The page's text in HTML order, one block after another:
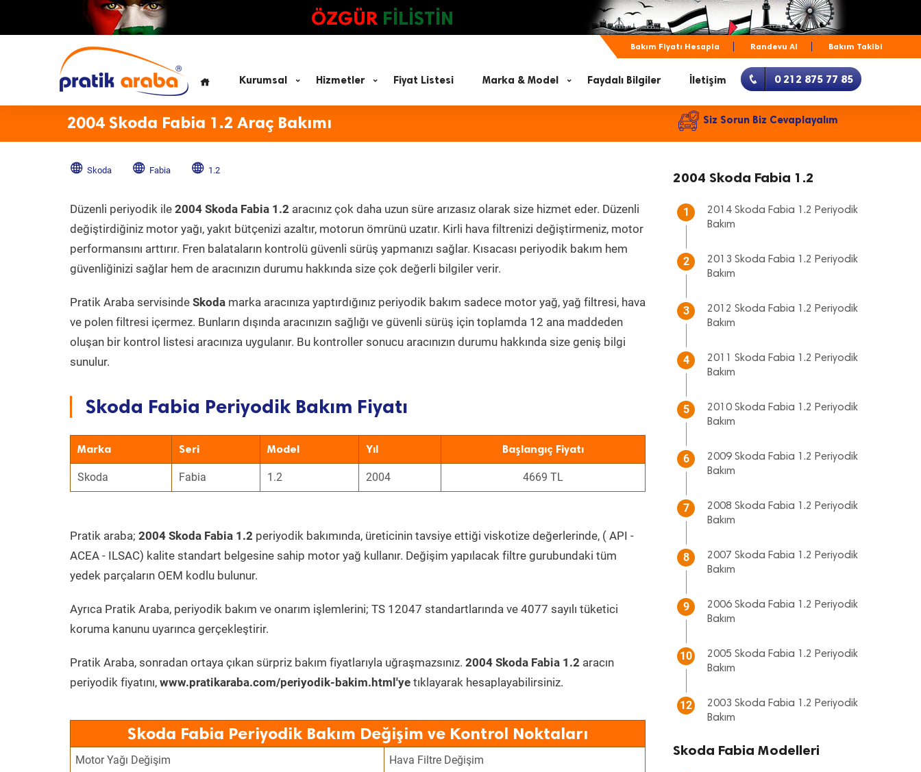
ÖZGÜR FİLİSTİN
Bakım Fiyatı Hesapla Randevu Al Bakım Takibi
Kurumsal Hizmetler Fiyat Listesi Marka & Model Faydalı Bilgiler İletişim 0 212 875 77 85
2004 Skoda Fabia 1.2 Araç Bakımı Siz Sorun Biz Cevaplayalım
Skoda Fabia 1.2
Düzenli periyodik ile 2004 Skoda Fabia 1.2 aracınız çok daha uzun süre arızasız olarak size hizmet eder. Düzenli
değiştirdiğiniz motor yağı, yakıt bütçenizi azaltır, motorun ömrünü uzatır. Kirli hava filtrenizi değiştirmeniz, motor
performansını arttırır. Fren balataların kontrolü güvenli sürüş yapmanızı sağlar. Kısacası periyodik bakım hem
güvenliğinizi sağlar hem de aracınızın durumu hakkında size çok değerli bilgiler verir.
Pratik Araba servisinde Skoda marka aracınıza yaptırdığınız periyodik bakım sadece motor yağ, yağ filtresi, hava
ve polen filtresi içermez. Bunların dışında aracınızın sağlığı ve güvenli sürüş için toplamda 12 ana maddeden
oluşan bir kontrol listesi aracınıza uygulanır. Bu kontroller sonucu aracınızın durumu hakkında size geniş bilgi
sunulur.
Skoda Fabia Periyodik Bakım Fiyatı
Marka Seri Model Yıl Başlangıç Fiyatı
Skoda Fabia 1.2 2004 4669 TL
Pratik araba; 2004 Skoda Fabia 1.2 periyodik bakımında, üreticinin tavsiye ettiği viskotize değerlerinde, ( API -
ACEA - ILSAC) kalite standart belgesine sahip motor yağ kullanır. Değişim yapılacak filtre gurubundaki tüm
yedek parçaların OEM kodlu bulunur.
Ayrıca Pratik Araba, periyodik bakım ve onarım işlemlerini; TS 12047 standartlarında ve 4077 sayılı tüketici
koruma kanunu uyarınca gerçekleştirir.
Pratik Araba, sonradan ortaya çıkan sürpriz bakım fiyatlarıyla uğraşmazsınız. 2004 Skoda Fabia 1.2 aracın
periyodik fiyatını, www.pratikaraba.com/periyodik-bakim.html'ye tıklayarak hesaplayabilirsiniz.
Skoda Fabia Periyodik Bakım Değişim ve Kontrol Noktaları
Motor Yağı Değişim Hava Filtre Değişim
2004 Skoda Fabia 1.2
1
2014 Skoda Fabia 1.2 Periyodik
Bakım
2
2013 Skoda Fabia 1.2 Periyodik
Bakım
3
2012 Skoda Fabia 1.2 Periyodik
Bakım
4
2011 Skoda Fabia 1.2 Periyodik
Bakım
5
2010 Skoda Fabia 1.2 Periyodik
Bakım
6
2009 Skoda Fabia 1.2 Periyodik
Bakım
7
2008 Skoda Fabia 1.2 Periyodik
Bakım
8
2007 Skoda Fabia 1.2 Periyodik
Bakım
9
2006 Skoda Fabia 1.2 Periyodik
Bakım
10
2005 Skoda Fabia 1.2 Periyodik
Bakım
12
2003 Skoda Fabia 1.2 Periyodik
Bakım
Skoda Fabia Modelleri